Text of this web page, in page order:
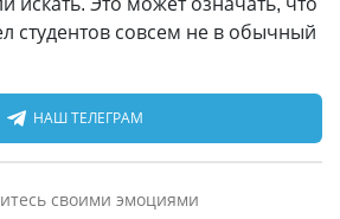
студентов совсем не в обычный
НАШ ТЕЛЕГРАМ
своими эмоциями